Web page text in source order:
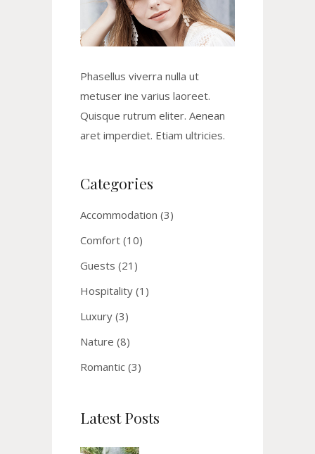
Phasellus viverra nulla ut
metuser ine varius laoreet.
Quisque rutrum eliter. Aenean
aret imperdiet. Etiam ultricies.
Categories
Accommodation (3)
Comfort (10)
Guests (21)
Hospitality (1)
Luxury (3)
Nature (8)
Romantic (3)
Latest Posts